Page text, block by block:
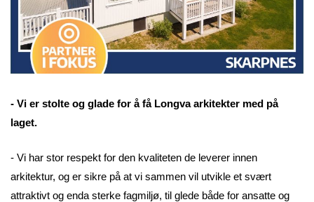
- Vi er stolte og glade for å få Longva arkitekter med på
laget.
- Vi har stor respekt for den kvaliteten de leverer innen
arkitektur, og er sikre på at vi sammen vil utvikle et svært
attraktivt og enda sterke fagmiljø, til glede både for ansatte og